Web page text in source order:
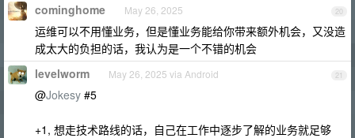
20
cominghome May 26, 2025
运维可以不用懂业务，但是懂业务能给你带来额外机会，又没造
成太大的负担的话，我认为是一个不错的机会
21
levelworm May 26, 2025 via Android
@Jokesy #5
+1, 想走技术路线的话，自己在工作中逐步了解的业务就足够